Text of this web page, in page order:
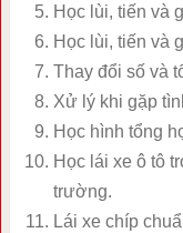
Học lùi, tiến và
Học lùi, tiến và
Thay đổi số và
Xử lý khi gặp
Học hình tổng
Học lái xe ô tô
trường.
Lái xe chíp